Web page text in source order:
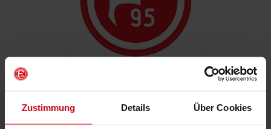
Zustimmung Details Über Cookies